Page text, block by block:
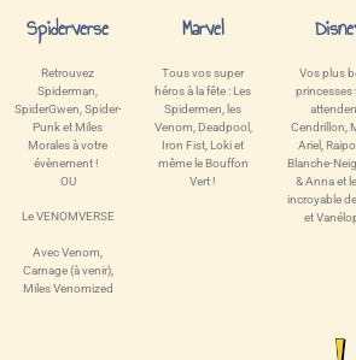
Spiderverse Marvel
Retrouvez
Spiderman,
SpiderGwen, Spider-
Punk et Miles
Morales à votre
évènement !
OU
Le VENOMVERSE
Avec Venom,
Carnage (à venir),
Miles Venomized
Tous vos super
héros à la fête : Les
Spidermen, les
Venom, Deadpool,
Iron Fist, Loki et
même le Bouffon
Vert !
Vos plus
princesses
Cendrillon,
Ariel,
Blanche-
& Anna et
incroyable
et